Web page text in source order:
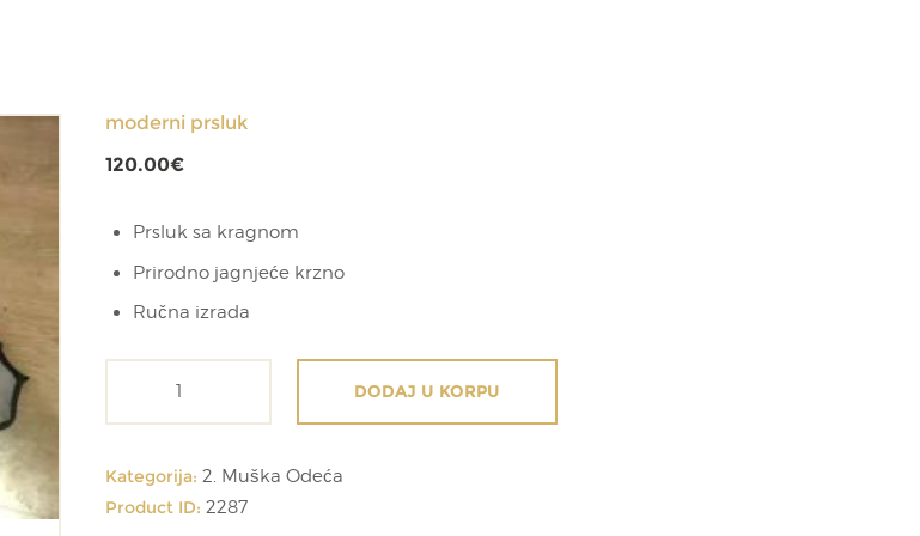
moderni prsluk
120.00€
Prsluk sa kragnom
Prirodno jagnjeće krzno
Ručna izrada
DODAJ U KORPU
Kategorija: 2. Muška Odeća
Product ID: 2287